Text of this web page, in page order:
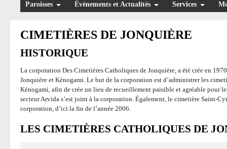
Paroisses Évènements et Actualités Services
CIMETIÈRES DE JONQUIÈRE
HISTORIQUE
La corporation Des Cimetières Catholiques de Jonquière, a été crée en
Jonquière et Kénogami. Le but de la corporation est d’administrer les
Kénogami, afin de crée un lieu de recueillement paisible et agréable pour
secteur Arvida s’est joint à la corporation. Également, le cimetière Saint-
corporation, d’ici la fin de l’année 2006.
LES CIMETIÈRES CATHOLIQUES DE